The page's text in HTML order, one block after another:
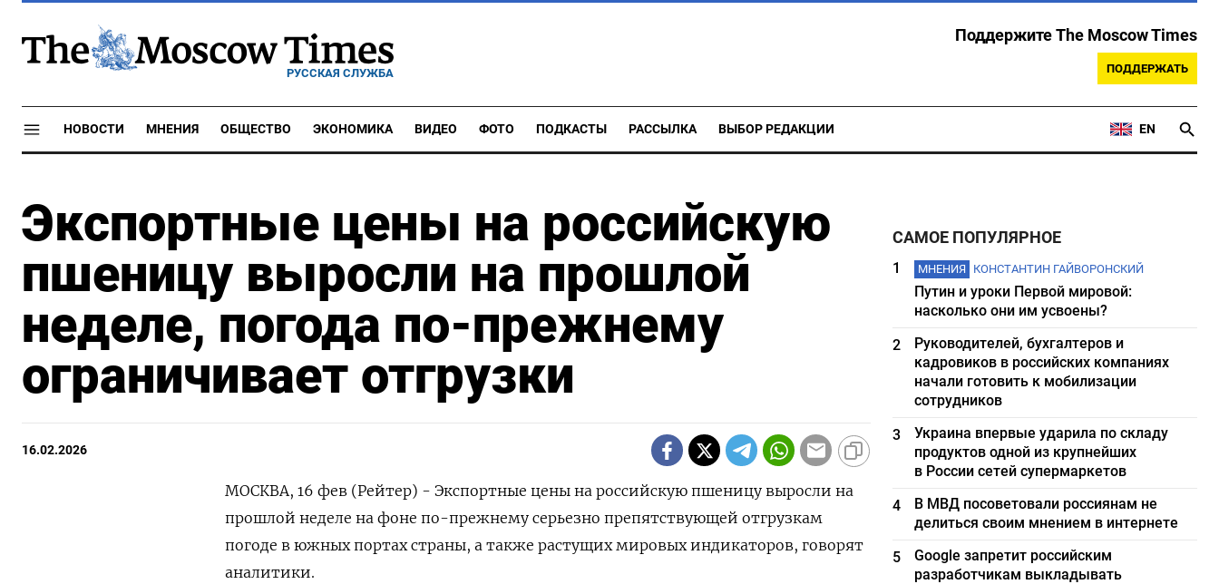
РУССКАЯ СЛУЖБА
Поддержите The Moscow Times
ПОДДЕРЖАТЬ
НОВОСТИ МНЕНИЯ ОБЩЕСТВО ЭКОНОМИКА ВИДЕО ФОТО ПОДКАСТЫ РАССЫЛКА ВЫБОР РЕДАКЦИИ EN
Экспортные цены на российскую
пшеницу выросли на прошлой
неделе, погода по-прежнему
ограничивает отгрузки
16.02.2026
МОСКВА, 16 фев (Рейтер) - Экспортные цены на российскую пшеницу выросли на
прошлой неделе на фоне по-прежнему серьезно препятствующей отгрузкам
погоде в южных портах страны, а также растущих мировых индикаторов, говорят
аналитики.
САМОЕ ПОПУЛЯРНОЕ
1 МНЕНИЯ КОНСТАНТИН ГАЙВОРОНСКИЙ
Путин и уроки Первой мировой:
насколько они им усвоены?
2
Руководителей, бухгалтеров и
кадровиков в российских компаниях
начали готовить к мобилизации
сотрудников
3
Украина впервые ударила по складу
продуктов одной из крупнейших
в России сетей супермаркетов
4
В МВД посоветовали россиянам не
делиться своим мнением в интернете
5
Google запретит российским
разработчикам выкладывать